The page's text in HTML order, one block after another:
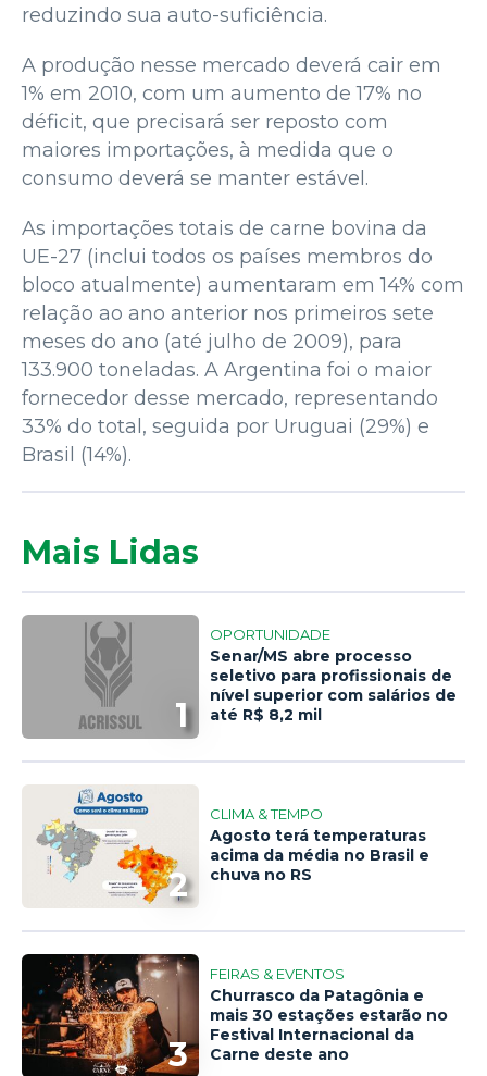
reduzindo sua auto-suficiência.
A produção nesse mercado deverá cair em
1% em 2010, com um aumento de 17% no
déficit, que precisará ser reposto com
maiores importações, à medida que o
consumo deverá se manter estável.
As importações totais de carne bovina da
UE-27 (inclui todos os países membros do
bloco atualmente) aumentaram em 14% com
relação ao ano anterior nos primeiros sete
meses do ano (até julho de 2009), para
133.900 toneladas. A Argentina foi o maior
fornecedor desse mercado, representando
33% do total, seguida por Uruguai (29%) e
Brasil (14%).
Mais Lidas
1
OPORTUNIDADE
Senar/MS abre processo
seletivo para profissionais de
nível superior com salários de
até R$ 8,2 mil
2
CLIMA & TEMPO
Agosto terá temperaturas
acima da média no Brasil e
chuva no RS
3
FEIRAS & EVENTOS
Churrasco da Patagônia e
mais 30 estações estarão no
Festival Internacional da
Carne deste ano